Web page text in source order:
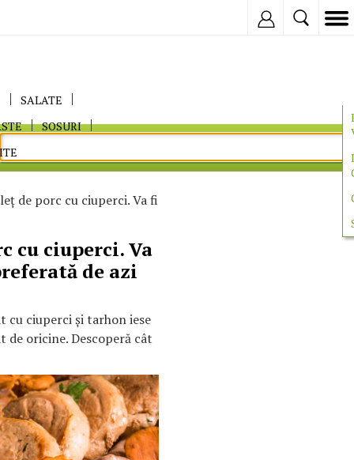
SALATE
SOSURI
de porc cu ciuperci. Va fi
cu ciuperci. Va
de azi
cu ciuperci și tarhon iese
de oricine. Descoperă cât